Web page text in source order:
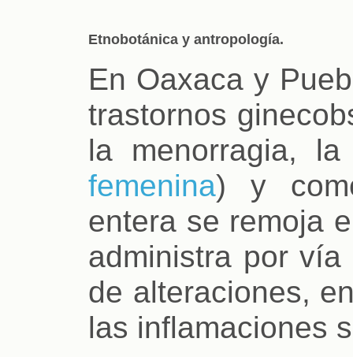
Etnobotánica y antropología.
En Oaxaca y
trastornos
la menorragia,
femenina) y
entera se remoja
administra por
de alteraciones,
las inflamaciones